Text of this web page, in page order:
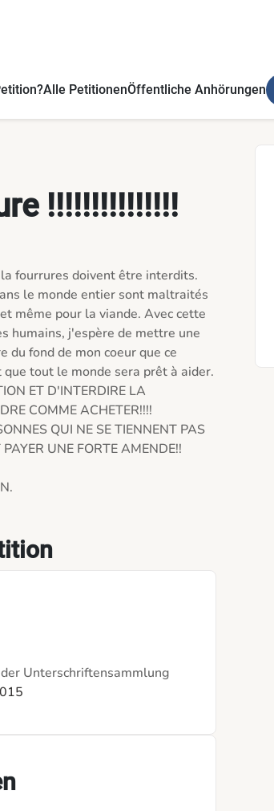
Alle PetitionenÖffentliche Anhörungen
!!!!!!!!!!!!!!!
fourrures doivent être interdits.
le monde entier sont maltraités
même pour la viande. Avec cette
humains, j'espère de mettre une
du fond de mon coeur que ce
tout le monde sera prêt à aider.
ET D'INTERDIRE LA
COMME ACHETER!!!!
QUI NE SE TIENNENT PAS
UNE FORTE AMENDE!!
Unterschriftensammlung